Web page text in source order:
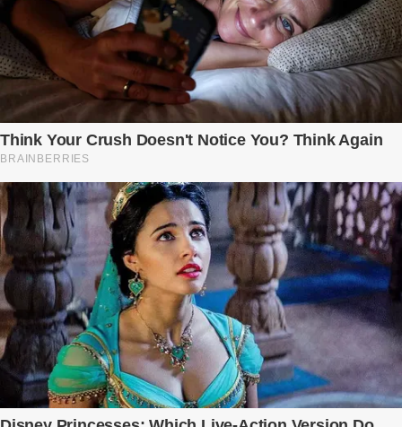
còn là người đàn ông của ngày đầu. Thành đạt, quyền lực, nhưng
cũng dối trá và lạnh lùng. Gần đây, anh hay về muộn, thậm chí có
đêm không về. Và rồi, trong một bữa cơm tối vắng lặng, Trí ném
xuống bàn ly n...